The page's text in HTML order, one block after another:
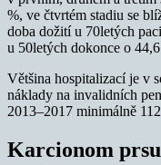
%, ve čtvrtém stadiu se
doba dožití u 70letých
u 50letých dokonce o
Většina hospitalizací je v
náklady na invalidních
2013–2017 minimálně
Karcionom prsu